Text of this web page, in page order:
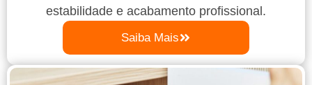
estabilidade e acabamento profissional.
Saiba Mais